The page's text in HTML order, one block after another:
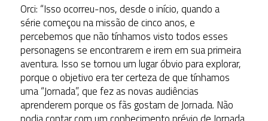
Orci: “Isso ocorreu-nos, desde o início, quando a
série começou na missão de cinco anos, e
percebemos que não tínhamos visto todos esses
personagens se encontrarem e irem em sua primeira
aventura. Isso se tornou um lugar óbvio para explorar,
porque o objetivo era ter certeza de que tínhamos
uma “Jornada”, que fez as novas audiências
aprenderem porque os fãs gostam de Jornada. Não